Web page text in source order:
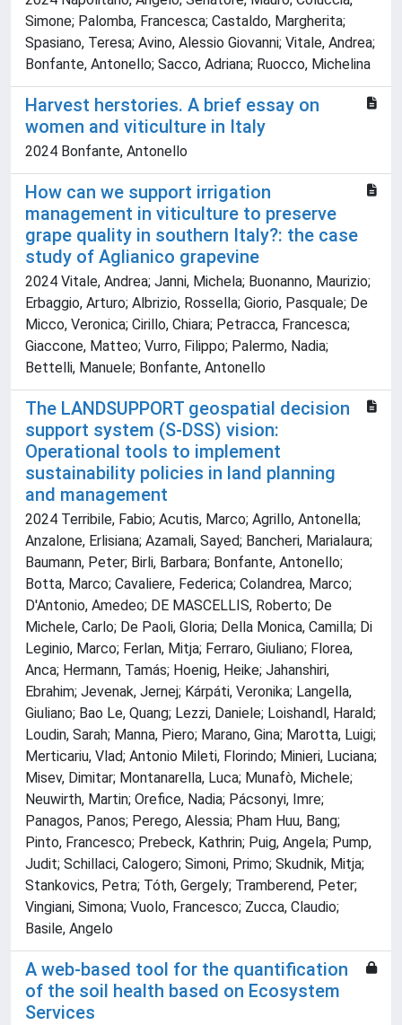
Simone; Palomba, Francesca; Castaldo, Margherita;
Spasiano, Teresa; Avino, Alessio Giovanni; Vitale, Andrea;
Bonfante, Antonello; Sacco, Adriana; Ruocco, Michelina
Harvest herstories. A brief essay on
women and viticulture in Italy
2024 Bonfante, Antonello
How can we support irrigation
management in viticulture to preserve
grape quality in southern Italy?: the case
study of Aglianico grapevine
2024 Vitale, Andrea; Janni, Michela; Buonanno, Maurizio;
Erbaggio, Arturo; Albrizio, Rossella; Giorio, Pasquale; De
Micco, Veronica; Cirillo, Chiara; Petracca, Francesca;
Giaccone, Matteo; Vurro, Filippo; Palermo, Nadia;
Bettelli, Manuele; Bonfante, Antonello
The LANDSUPPORT geospatial decision
support system (S-DSS) vision:
Operational tools to implement
sustainability policies in land planning
and management
2024 Terribile, Fabio; Acutis, Marco; Agrillo, Antonella;
Anzalone, Erlisiana; Azamali, Sayed; Bancheri, Marialaura;
Baumann, Peter; Birli, Barbara; Bonfante, Antonello;
Botta, Marco; Cavaliere, Federica; Colandrea, Marco;
D'Antonio, Amedeo; DE MASCELLIS, Roberto; De
Michele, Carlo; De Paoli, Gloria; Della Monica, Camilla; Di
Leginio, Marco; Ferlan, Mitja; Ferraro, Giuliano; Florea,
Anca; Hermann, Tamás; Hoenig, Heike; Jahanshiri,
Ebrahim; Jevenak, Jernej; Kárpáti, Veronika; Langella,
Giuliano; Bao Le, Quang; Lezzi, Daniele; Loishandl, Harald;
Loudin, Sarah; Manna, Piero; Marano, Gina; Marotta, Luigi;
Merticariu, Vlad; Antonio Mileti, Florindo; Minieri, Luciana;
Misev, Dimitar; Montanarella, Luca; Munafò, Michele;
Neuwirth, Martin; Orefice, Nadia; Pácsonyi, Imre;
Panagos, Panos; Perego, Alessia; Pham Huu, Bang;
Pinto, Francesco; Prebeck, Kathrin; Puig, Angela; Pump,
Judit; Schillaci, Calogero; Simoni, Primo; Skudnik, Mitja;
Stankovics, Petra; Tóth, Gergely; Tramberend, Peter;
Vingiani, Simona; Vuolo, Francesco; Zucca, Claudio;
Basile, Angelo
A web-based tool for the quantification
of the soil health based on Ecosystem
Services